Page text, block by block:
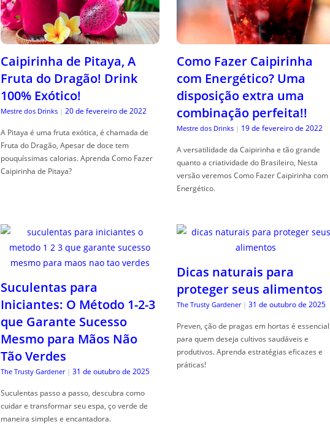
Caipirinha de Pitaya, A
Fruta do Dragão! Drink
100% Exótico!
Mestre dos Drinks | 20 de fevereiro de 2022
A Pitaya é uma fruta exótica, é chamada de
Fruta do Dragão, Apesar de doce tem
pouquíssimas calorias. Aprenda Como Fazer
Caipirinha de Pitaya?
Como Fazer Caipirinha
com Energético? Uma
disposição extra uma
combinação perfeita!!
Mestre dos Drinks | 19 de fevereiro de 2022
A versatilidade da Caipirinha e tão grande
quanto a criatividade do Brasileiro, Nesta
versão veremos Como Fazer Caipirinha com
Energético.
Suculentas para
Iniciantes: O Método 1-2-3
que Garante Sucesso
Mesmo para Mãos Não
Tão Verdes
The Trusty Gardener | 31 de outubro de 2025
Suculentas passo a passo, descubra como
cuidar e transformar seu espa, ço verde de
maneira simples e encantadora.
Dicas naturais para
proteger seus alimentos
The Trusty Gardener | 31 de outubro de 2025
Preven, ção de pragas em hortas é essencial
para quem deseja cultivos saudáveis e
produtivos. Aprenda estratégias eficazes e
práticas!